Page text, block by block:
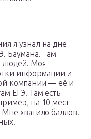
я узнал на дне
Баумана. Там
людей. Моя
информации и
компании — её и
ЕГЭ. Там есть
на 10 мест
Мне хватило баллов.